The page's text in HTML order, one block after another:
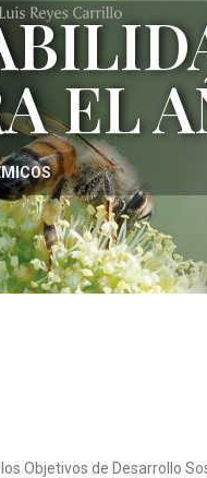
EL
Objetivos de Desarrollo